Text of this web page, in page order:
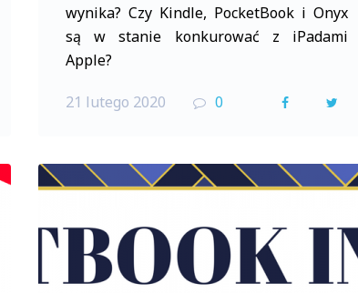
wynika? Czy Kindle, PocketBook i Onyx
są w stanie konkurować z iPadami
Apple?
21 lutego 2020 0
F
c
e
i
t
t